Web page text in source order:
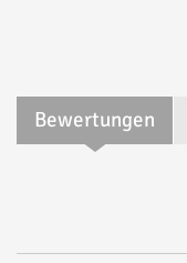
Bewertungen